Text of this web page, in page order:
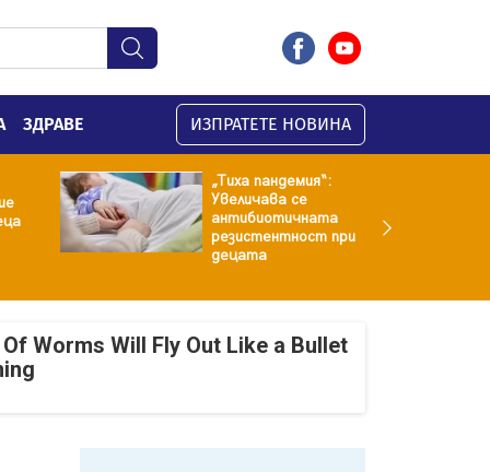
ЗДРАВЕ ИЗПРАТЕТЕ НОВИНА
„Тиха пандемия“:
Увеличава се
антибиотичната
резистентност при
децата
Worms Will Fly Out Like a Bullet